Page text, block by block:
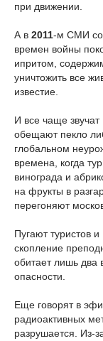
при движении.
А в 2011-м СМИ
времен войны
ипритом,
уничтожить все
известие.
И все чаще
обещают пекло
глобальном
времена, когда
винограда и
на фрукты в
перегоняют
Пугают туристов
скопление
обитает лишь два
опасности.
Еще говорят в
радиоактивных
разрушается. Из-